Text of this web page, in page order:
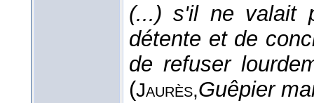
(...) s'il ne valait
détente et de
de refuser
(Jaurès,Guêpier